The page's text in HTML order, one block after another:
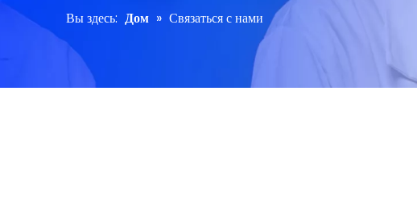
Вы здесь: Дом » Связаться с нами